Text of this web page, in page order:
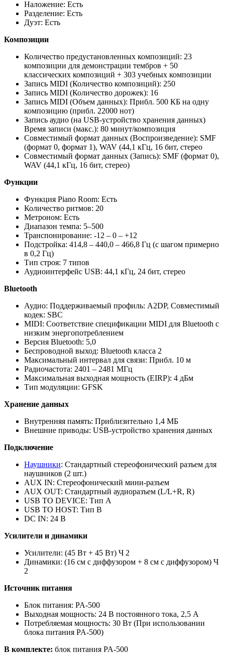
Наложение: Есть
Разделение: Есть
Дуэт: Есть
Композиции
Количество предустановленных композиций: 23
композиции для демонстрации тембров + 50
классических композиций + 303 учебных композиции
Запись MIDI (Количество композиций): 250
Запись MIDI (Количество дорожек): 16
Запись MIDI (Объем данных): Прибл. 500 КБ на одну
композицию (прибл. 22000 нот)
Запись аудио (на USB-устройство хранения данных)
Время записи (макс.): 80 минут/композиция
Совместимый формат данных (Воспроизведение): SMF
(формат 0, формат 1), WAV (44,1 кГц, 16 бит, стерео
Совместимый формат данных (Запись): SMF (формат 0),
WAV (44,1 кГц, 16 бит, стерео)
Функции
Функция Piano Room: Есть
Количество ритмов: 20
Метроном: Есть
Диапазон темпа: 5–500
Транспонирование: -12 – 0 – +12
Подстройка: 414,8 – 440,0 – 466,8 Гц (с шагом примерно
в 0,2 Гц)
Тип строя: 7 типов
Аудиоинтерфейс USB: 44,1 кГц, 24 бит, стерео
Bluetooth
Аудио: Поддерживаемый профиль: A2DP, Совместимый
кодек: SBC
MIDI: Соответствие спецификации MIDI для Bluetooth с
низким энергопотреблением
Версия Bluetooth: 5,0
Беспроводной выход: Bluetooth класса 2
Максимальный интервал для связи: Прибл. 10 м
Радиочастота: 2401 – 2481 МГц
Максимальная выходная мощность (EIRP): 4 дБм
Тип модуляции: GFSK
Хранение данных
Внутренняя память: Приблизительно 1,4 МБ
Внешние приводы: USB-устройство хранения данных
Подключение
Наушники: Стандартный стереофонический разъем для
наушников (2 шт.)
AUX IN: Стереофонический мини-разъем
AUX OUT: Стандартный аудиоразъем (L/L+R, R)
USB TO DEVICE: Тип A
USB TO HOST: Тип B
DC IN: 24 В
Усилители и динамики
Усилители: (45 Вт + 45 Вт) Ч 2
Динамики: (16 см с диффузором + 8 см с диффузором) Ч
2
Источник питания
Блок питания: PA-500
Выходная мощность: 24 В постоянного тока, 2,5 А
Потребляемая мощность: 30 Вт (При использовании
блока питания PA-500)
В комплекте: блок питания PA-500